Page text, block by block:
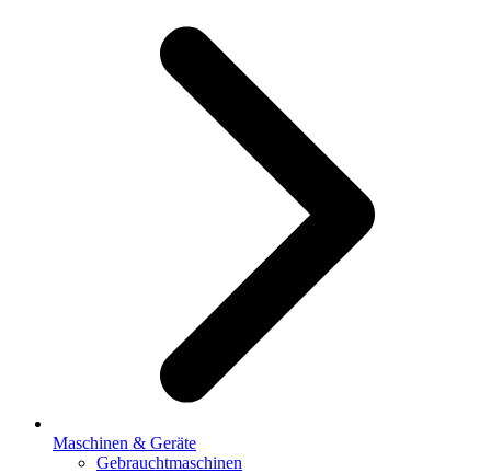
Maschinen & Geräte
Gebrauchtmaschinen